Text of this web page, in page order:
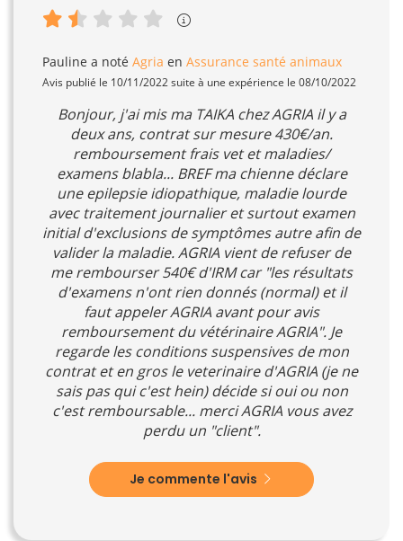
Pauline a noté Agria en Assurance santé animaux
Avis publié le 10/11/2022 suite à une expérience le 08/10/2022
Bonjour, j'ai mis ma TAIKA chez AGRIA il y a
deux ans, contrat sur mesure 430€/an.
remboursement frais vet et maladies/
examens blabla... BREF ma chienne déclare
une epilepsie idiopathique, maladie lourde
avec traitement journalier et surtout examen
initial d'exclusions de symptômes autre afin de
valider la maladie. AGRIA vient de refuser de
me rembourser 540€ d'IRM car "les résultats
d'examens n'ont rien donnés (normal) et il
faut appeler AGRIA avant pour avis
remboursement du vétérinaire AGRIA". Je
regarde les conditions suspensives de mon
contrat et en gros le veterinaire d'AGRIA (je ne
sais pas qui c'est hein) décide si oui ou non
c'est remboursable... merci AGRIA vous avez
perdu un "client".
Je commente l'avis